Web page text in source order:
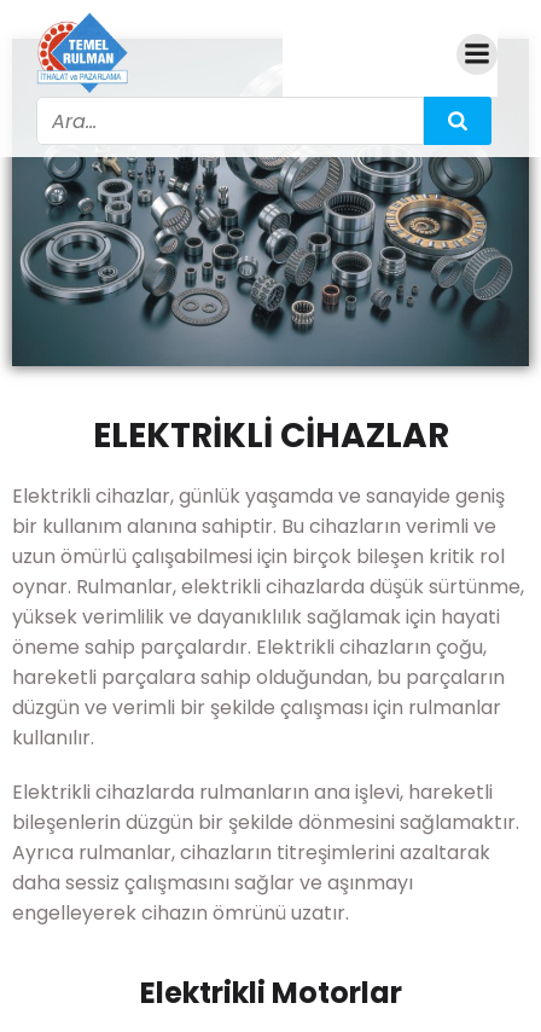
ELEKTRİKLİ CİHAZLAR
Elektrikli cihazlar, günlük yaşamda ve sanayide geniş
bir kullanım alanına sahiptir. Bu cihazların verimli ve
uzun ömürlü çalışabilmesi için birçok bileşen kritik rol
oynar. Rulmanlar, elektrikli cihazlarda düşük sürtünme,
yüksek verimlilik ve dayanıklılık sağlamak için hayati
öneme sahip parçalardır. Elektrikli cihazların çoğu,
hareketli parçalara sahip olduğundan, bu parçaların
düzgün ve verimli bir şekilde çalışması için rulmanlar
kullanılır.
Elektrikli cihazlarda rulmanların ana işlevi, hareketli
bileşenlerin düzgün bir şekilde dönmesini sağlamaktır.
Ayrıca rulmanlar, cihazların titreşimlerini azaltarak
daha sessiz çalışmasını sağlar ve aşınmayı
engelleyerek cihazın ömrünü uzatır.
Elektrikli Motorlar